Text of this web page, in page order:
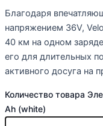
Благодаря
напряжением 36V,
40 км на одном
его для длительных
активного досуга на
Количество товара
Ah (white)